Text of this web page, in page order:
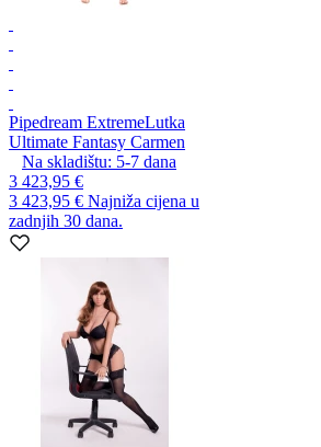
Pipedream ExtremeLutka
Ultimate Fantasy Carmen
Na skladištu: 5-7 dana
3 423,95 €
3 423,95 € Najniža cijena u
zadnjih 30 dana.